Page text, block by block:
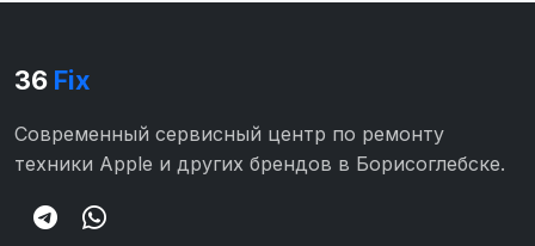
36 Fix
Современный сервисный центр по ремонту
техники Apple и других брендов в Борисоглебске.